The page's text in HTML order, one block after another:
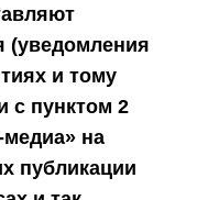
и тому
с пунктом 2
медиа» на
публикации